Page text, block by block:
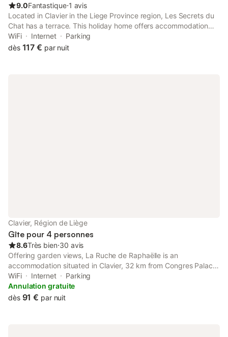
9.0Fantastique⋅1 avis
Located in Clavier in the Liege Province region, Les Secrets du
Chat has a terrace. This holiday home offers accommodation
with a balcony. Providing free WiFi throughout the property, the
non-smoking holiday home features a sauna.
WiFi Internet
Parking
dès 117 € par nuit
Clavier, Région de Liège
Gîte pour 4 personnes
8.6Très bien⋅30 avis
Offering garden views, La Ruche de Raphaëlle is an
accommodation situated in Clavier, 32 km from Congres Palace
and 19 km from Hamoir.
WiFi Internet
Parking
Annulation gratuite
dès 91 € par nuit